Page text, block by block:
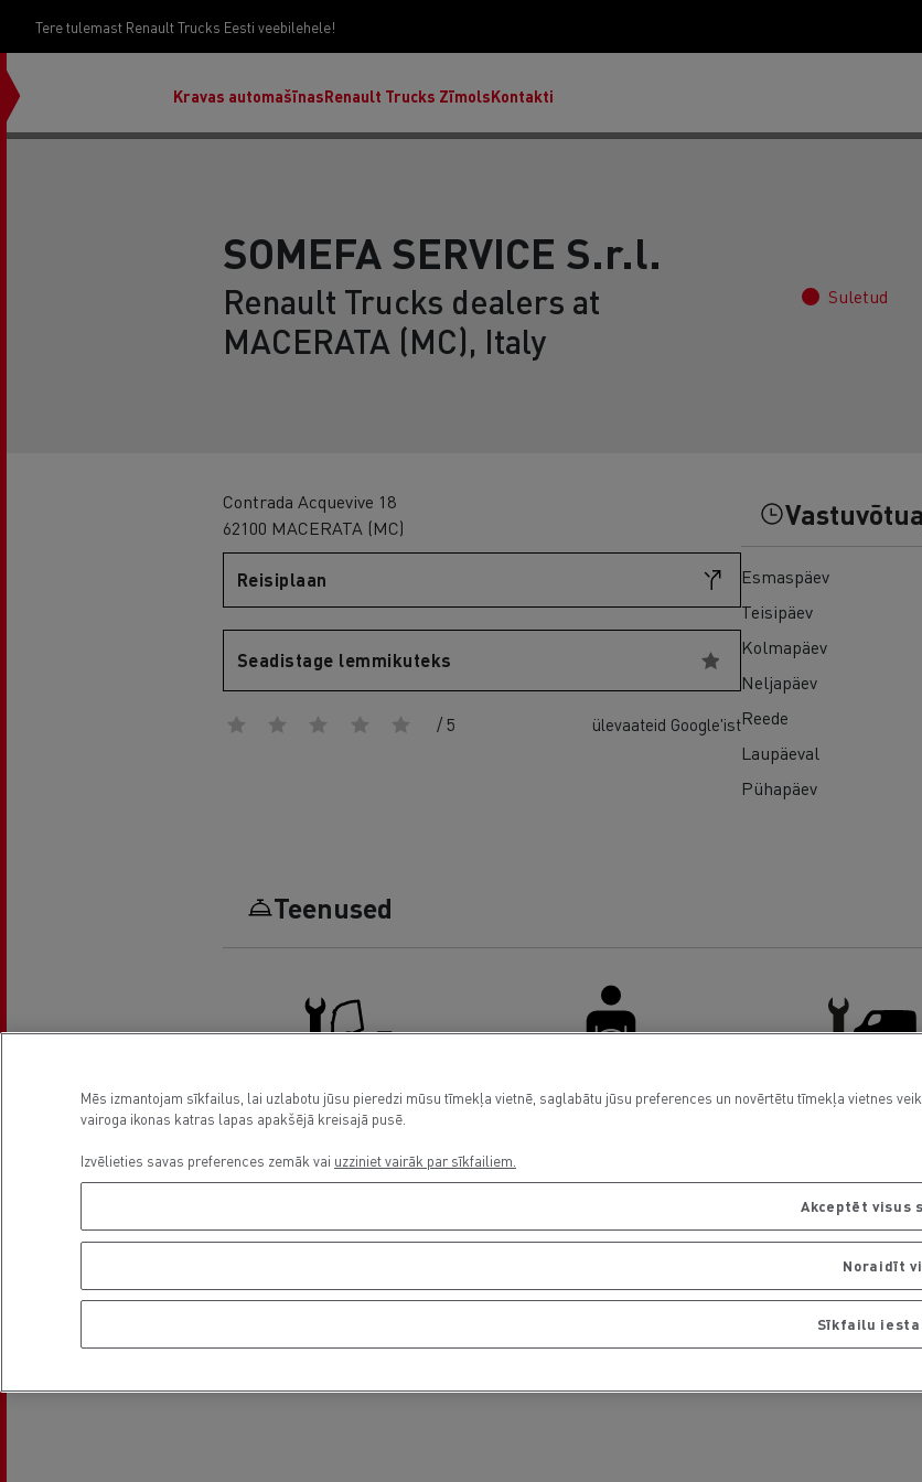
Tere tulemast Renault Trucks Eesti veebilehele!
Kravas automašīnas
Renault Trucks D
Master & Master Red Edition
Renault Trucks ZīmolsKontakti
SOMEFA SERVICE S.r.l.
Renault Trucks dealers at
MACERATA (MC), Italy
Suletud
Contrada Acquevive 18
62100 MACERATA (MC)
Reisiplaan
Seadistage lemmikuteks
/ 5 ülevaateid Google'ist
Esmaspäev
Teisipäev
Kolmapäev
Neljapäev
Reede
Laupäeval
Pühapäev
Teenused
Truck service and repair
Asukoht
Mēs izmantojam sīkfailus, lai uzlabotu jūsu pieredzi mūsu tīmekļa vietnē, saglabātu jūsu preferences un novērtētu tīmekļa vietnes
vairoga ikonas katras lapas apakšējā kreisajā pusē.
Izvēlieties savas preferences zemāk vai uzziniet vairāk par sīkfailiem.
Akceptēt visus
Noraidīt
Sīkfailu